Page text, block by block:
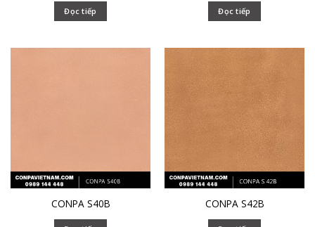
Đọc tiếp Đọc tiếp
CONPA S40B CONPA S42B